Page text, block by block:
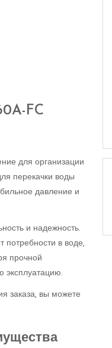
FC
для организации
перекачки воды
давление и
и надежность.
потребности в воде,
прочной
эксплуатацию.
заказа, вы можете